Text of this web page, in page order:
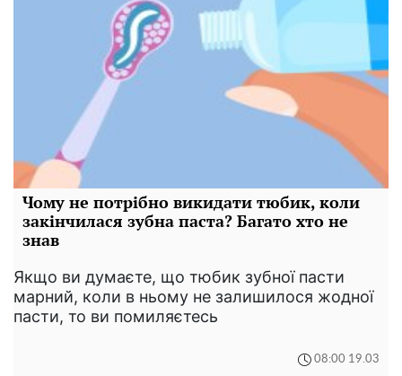
Чому не потрібно викидати тюбик, коли
закінчилася зубна паста? Багато хто не
знав
Якщо ви думаєте, що тюбик зубної пасти
марний, коли в ньому не залишилося жодної
пасти, то ви помиляєтесь
08:00 19.03